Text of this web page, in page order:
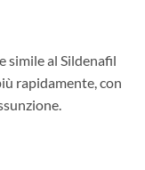
simile al Sildenafil
rapidamente, con